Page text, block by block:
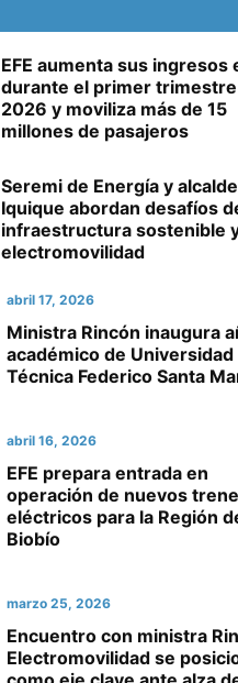
EFE aumenta sus ingresos
durante el primer
2026 y moviliza más de 15
millones de pasajeros
Seremi de Energía y
Iquique abordan desafíos
infraestructura sostenible
electromovilidad
abril 17, 2026
Ministra Rincón inaugura
académico de Universidad
Técnica Federico Santa
abril 16, 2026
EFE prepara entrada en
operación de nuevos
eléctricos para la Región
Biobío
marzo 25, 2026
Encuentro con ministra
Electromovilidad se